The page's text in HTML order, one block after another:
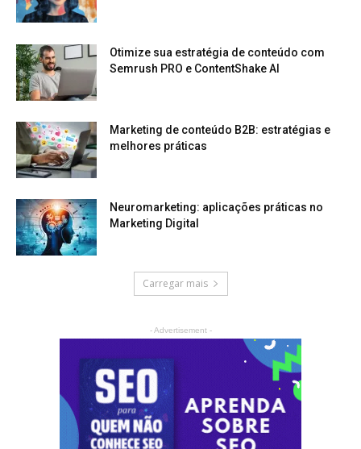
Otimize sua estratégia de conteúdo com
Semrush PRO e ContentShake AI
Marketing de conteúdo B2B: estratégias e
melhores práticas
Neuromarketing: aplicações práticas no
Marketing Digital
Carregar mais
- Advertisement -